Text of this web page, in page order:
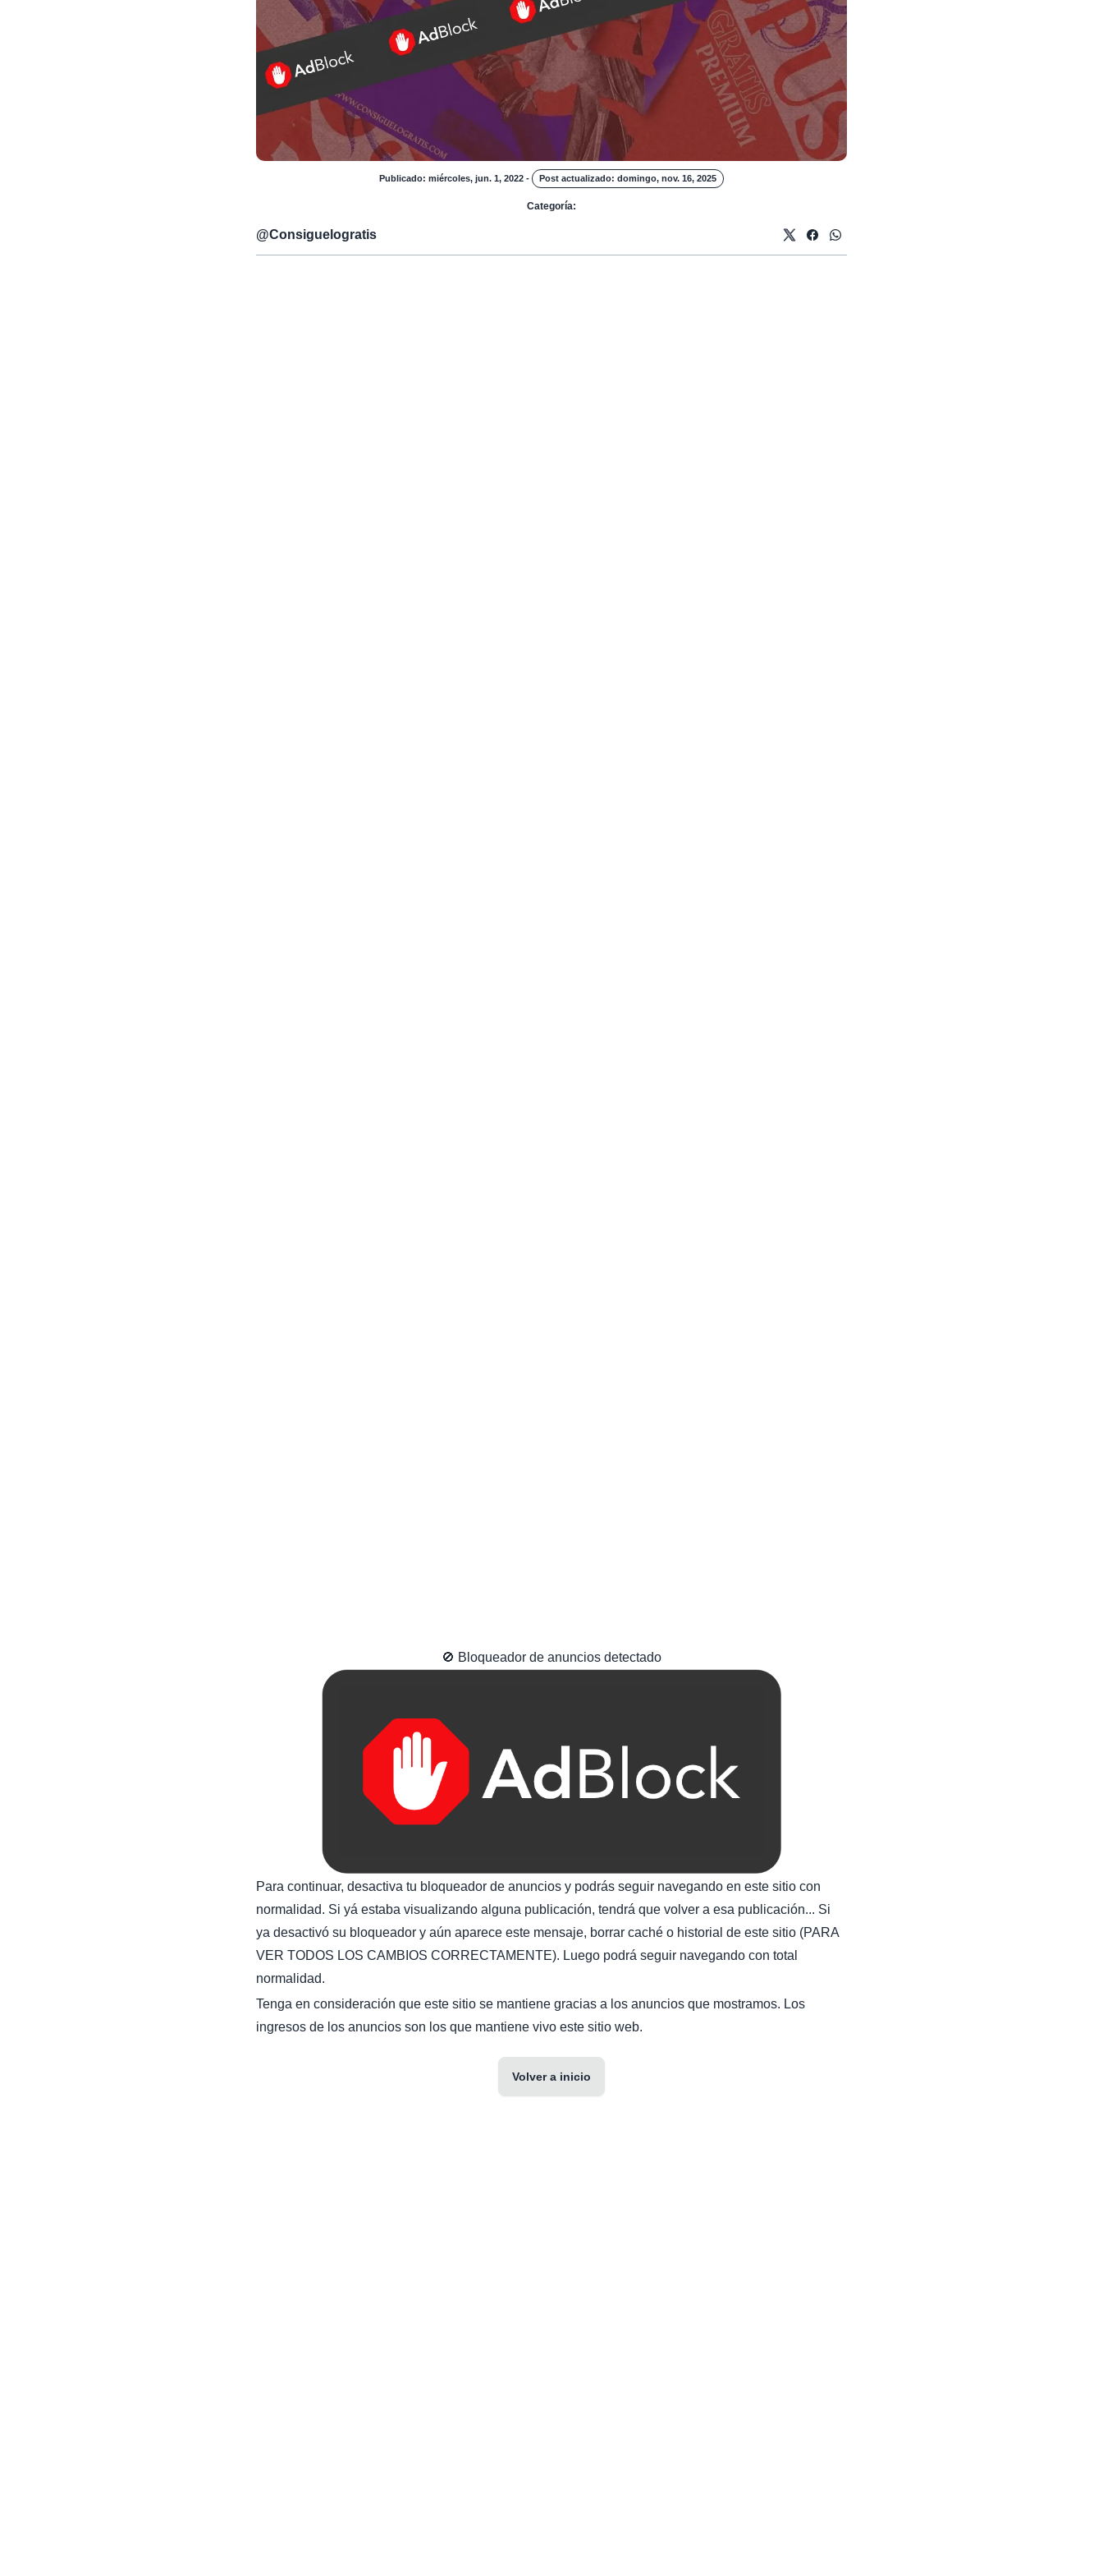
Publicado: miércoles, jun. 1, 2022 - Post actualizado: domingo, nov. 16, 2025
Categoría:
@Consiguelogratis
🚫 Bloqueador de anuncios detectado
Para continuar, desactiva tu bloqueador de anuncios y podrás seguir navegando en este sitio con
normalidad. Si yá estaba visualizando alguna publicación, tendrá que volver a esa publicación... Si
ya desactivó su bloqueador y aún aparece este mensaje, borrar caché o historial de este sitio (PARA
VER TODOS LOS CAMBIOS CORRECTAMENTE). Luego podrá seguir navegando con total
normalidad.
Tenga en consideración que este sitio se mantiene gracias a los anuncios que mostramos. Los
ingresos de los anuncios son los que mantiene vivo este sitio web.
Volver a inicio